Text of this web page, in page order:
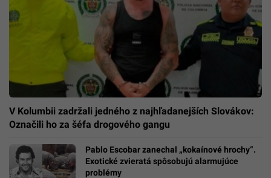
V Kolumbii zadržali jedného z najhľadanejších Slovákov:
Označili ho za šéfa drogového gangu
Pablo Escobar zanechal „kokaínové hrochy“.
Exotické zvieratá spôsobujú alarmujúce
problémy